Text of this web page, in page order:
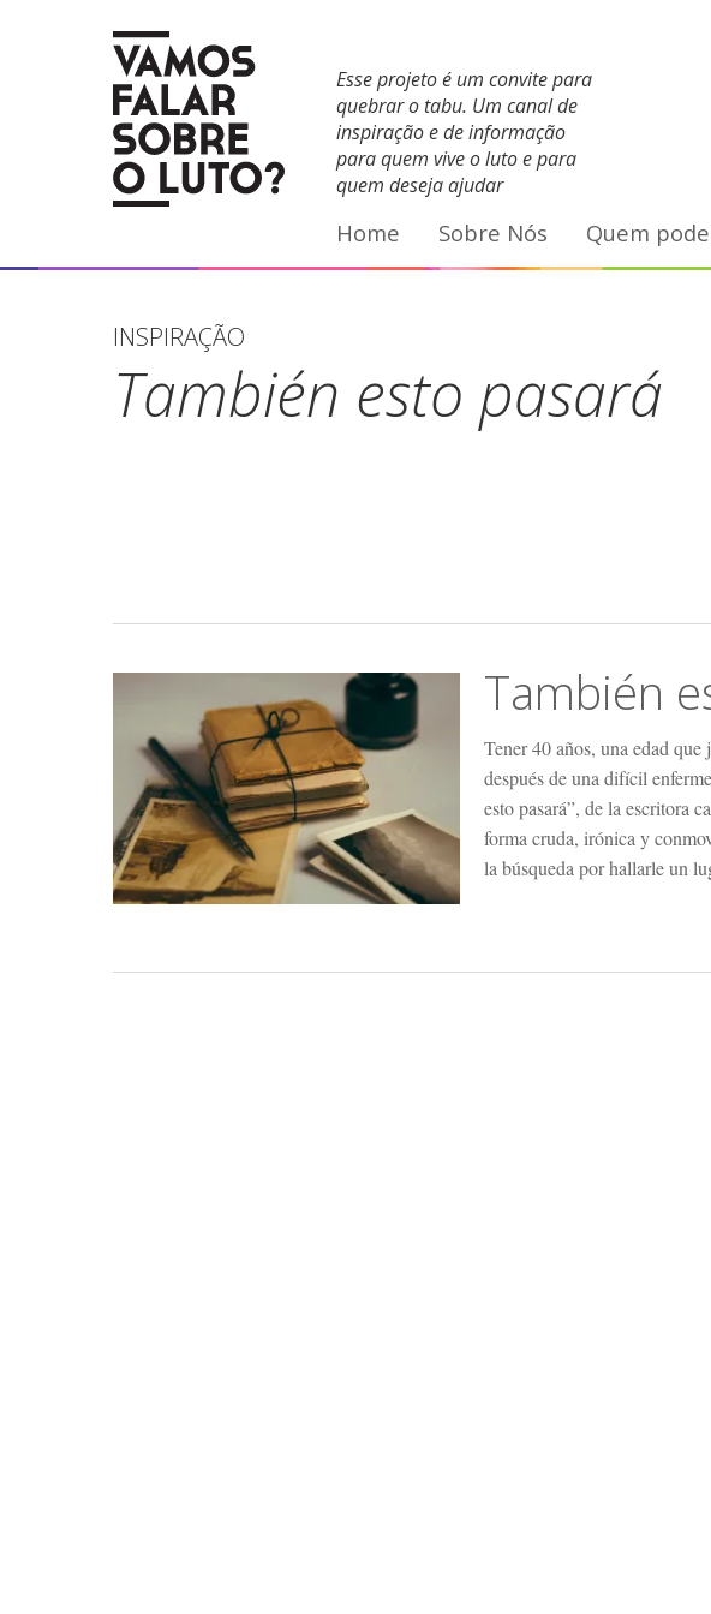
Esse projeto é um convite para
quebrar o tabu. Um canal de
inspiração e de informação
para quem vive o luto e para
quem deseja ajudar
FacebookYouTube
Home Sobre Nós Quem
INSPIRAÇÃO
También esto pasará
También
Tener 40 años, una edad
después de una difícil
esto pasará”, de la escritora
forma cruda, irónica y
la búsqueda por hallarle un